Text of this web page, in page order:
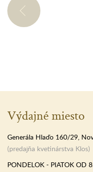
Výdajné miesto
Generála Hlaďo 160/29,
(predajňa kvetinárstva Klos)
PONDELOK - PIATOK OD